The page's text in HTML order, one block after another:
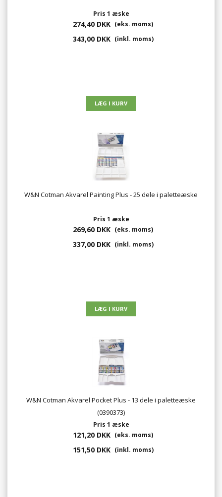
Pris 1 æske
274,40 DKK (eks. moms)
343,00 DKK (inkl. moms)
W&N Cotman Akvarel Painting Plus - 25 dele i paletteæske
Pris 1 æske
269,60 DKK (eks. moms)
337,00 DKK (inkl. moms)
W&N Cotman Akvarel Pocket Plus - 13 dele i paletteæske
(0390373)
Pris 1 æske
121,20 DKK (eks. moms)
151,50 DKK (inkl. moms)